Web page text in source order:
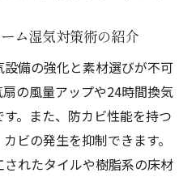
ム湿気対策術の紹介
備の強化と素材選びが不可
の風量アップや24時間換気
。また、防カビ性能を持つ
ビの発生を抑制できます。
れたタイルや樹脂系の床材